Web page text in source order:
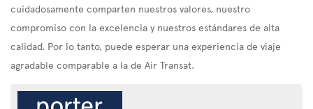
cuidadosamente comparten nuestros valores, nuestro
compromiso con la excelencia y nuestros estándares de alta
calidad. Por lo tanto, puede esperar una experiencia de viaje
agradable comparable a la de Air Transat.